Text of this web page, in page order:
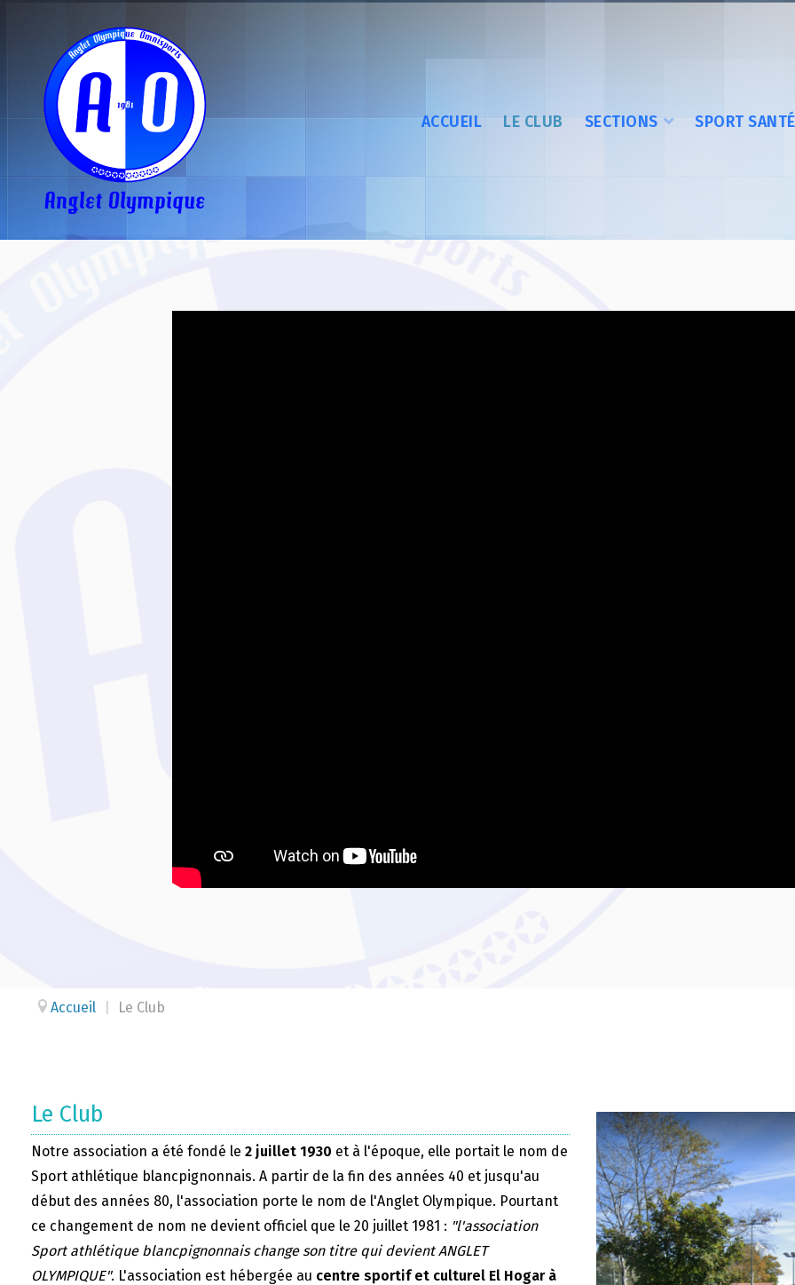
ACCUEIL LE CLUB SECTIONS SPORT SANTÉ
Accueil Le Club
Le Club
Notre association a été fondé le 2 juillet 1930 et à l'époque, elle portait le nom de
Sport athlétique blancpignonnais. A partir de la fin des années 40 et jusqu'au
début des années 80, l'association porte le nom de l'Anglet Olympique. Pourtant
ce changement de nom ne devient officiel que le 20 juillet 1981 : "l'association
Sport athlétique blancpignonnais change son titre qui devient ANGLET
OLYMPIQUE". L'association est hébergée au centre sportif et culturel El Hogar à